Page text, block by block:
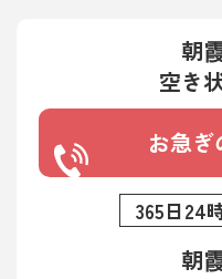
朝
空き
お急ぎ
365日24
朝